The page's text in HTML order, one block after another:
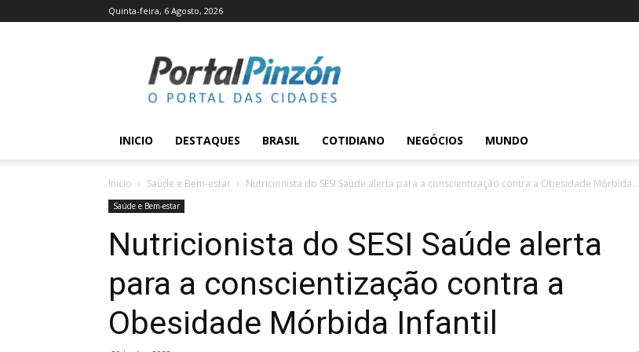
Quinta-feira, 6 Agosto, 2026
Pinzón
INICIO DESTAQUES BRASIL COTIDIANO NEGÓCIOS MUNDO
Inicio Saúde e Bem-estar Nutricionista do SESI Saúde alerta para a conscientização contra a Obesidade Mórbida...
Saúde e Bem-estar
Nutricionista do SESI Saúde alerta
para a conscientização contra a
Obesidade Mórbida Infantil